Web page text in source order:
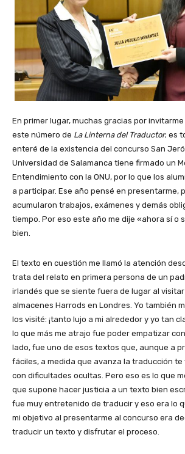
En primer lugar, muchas gracias por
este número de La Linterna del Traductor; es
enteré de la existencia del concurso San
Universidad de Salamanca tiene firmado un
Entendimiento con la ONU, por lo que los
a participar. Ese año pensé en presentarme,
acumularon trabajos, exámenes y demás
tiempo. Por eso este año me dije «ahora sí o
bien.
El texto en cuestión me llamó la atención
trata del relato en primera persona de un
irlandés que se siente fuera de lugar al
almacenes Harrods en Londres. Yo también
los visité: ¡tanto lujo a mi alrededor y yo tan
lo que más me atrajo fue poder empatizar
lado, fue uno de esos textos que, aunque a
fáciles, a medida que avanza la traducción
con dificultades ocultas. Pero eso es lo que
que supone hacer justicia a un texto bien
fue muy entretenido de traducir y eso era lo
mi objetivo al presentarme al concurso era
traducir un texto y disfrutar el proceso.